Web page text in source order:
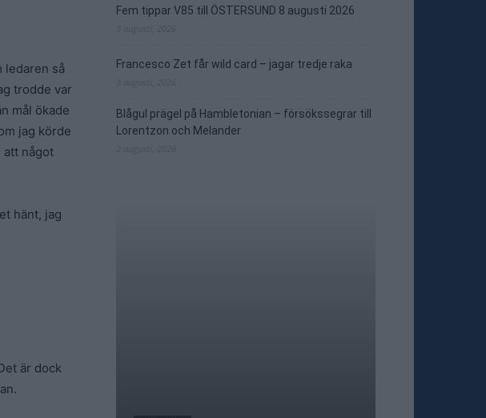
ledaren så
trodde var
mål ökade
jag körde
att något
hänt, jag
är dock
Fem tippar V85 till ÖSTERSUND 8 augusti 2026
Francesco Zet får wild card – jagar tredje raka
Blågul prägel på Hambletonian – försökssegrar till
Lorentzon och Melander